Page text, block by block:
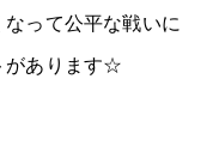
って公平な戦いに
があります☆